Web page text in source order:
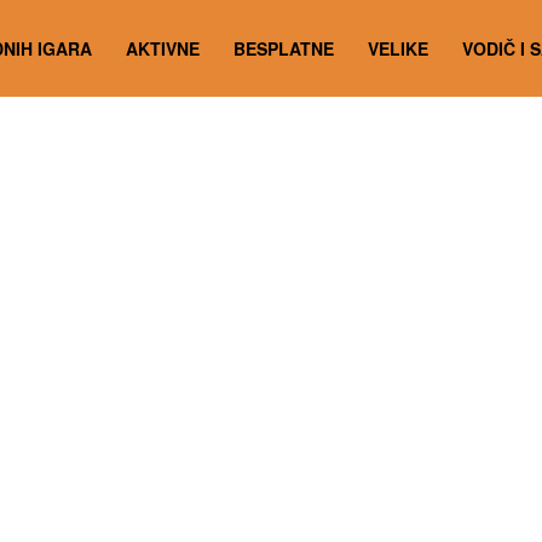
IGARA AKTIVNE BESPLATNE VELIKE VODIČ I